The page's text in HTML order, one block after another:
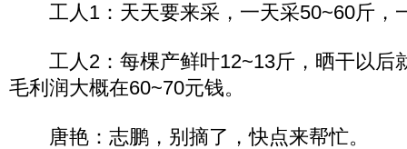
工人1：天天要来采，一天采50~60斤，
工人2：每棵产鲜叶12~13斤，晒干以后
毛利润大概在60~70元钱。
唐艳：志鹏，别摘了，快点来帮忙。